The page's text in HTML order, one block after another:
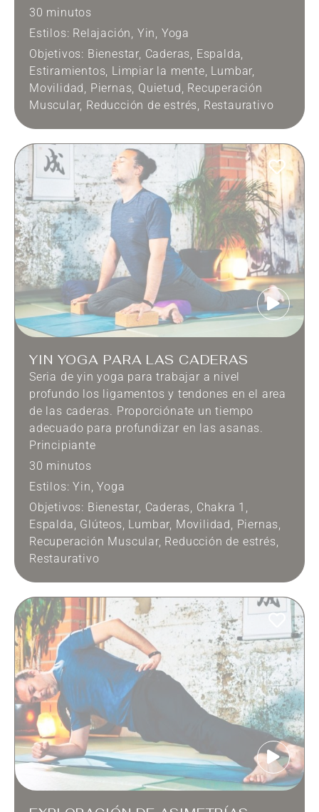
30 minutos
Estilos: Relajación, Yin, Yoga
Objetivos: Bienestar, Caderas, Espalda,
Estiramientos, Limpiar la mente, Lumbar,
Movilidad, Piernas, Quietud, Recuperación
Muscular, Reducción de estrés, Restaurativo
YIN YOGA PARA LAS CADERAS
Seria de yin yoga para trabajar a nivel
profundo los ligamentos y tendones en el area
de las caderas. Proporciónate un tiempo
adecuado para profundizar en las asanas.
Principiante
30 minutos
Estilos:Yin,Yoga
Objetivos: Bienestar, Caderas, Chakra 1 ,
Espalda, Glúteos, Lumbar, Movilidad, Piernas,
Recuperación Muscular, Reducción de estrés,
Restaurativo